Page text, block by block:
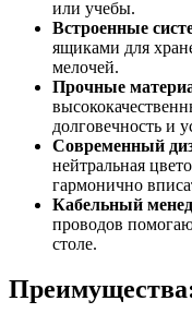
или учебы.
Встроенные
ящиками для
мелочей.
Прочные
долговечность и
Современный
нейтральная
гармонично
Кабельный
проводов
столе.